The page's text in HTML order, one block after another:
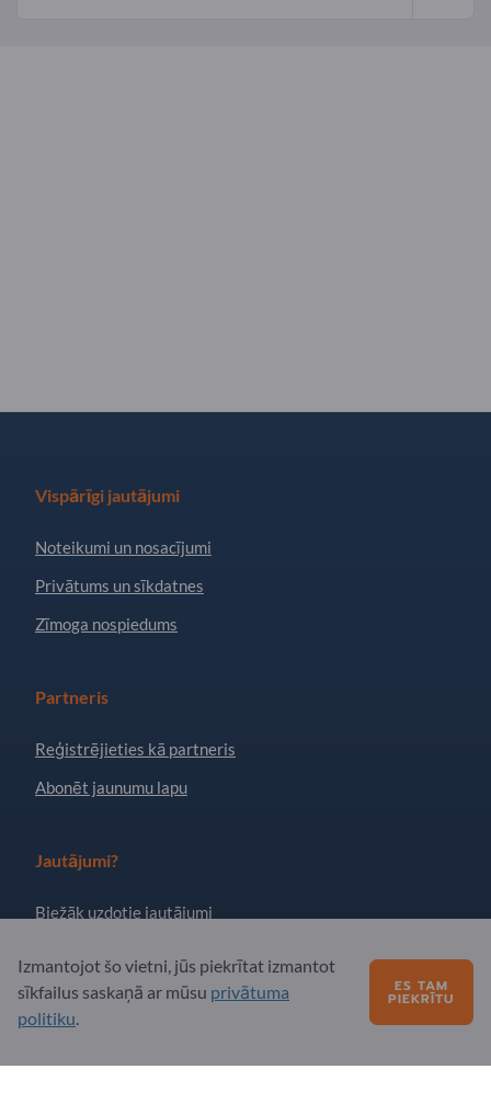
Vispārīgi jautājumi
Noteikumi un nosacījumi
Privātums un sīkdatnes
Zīmoga nospiedums
Partneris
Reģistrējieties kā partneris
Abonēt jaunumu lapu
Jautājumi?
Biežāk uzdotie jautājumi
Par mums
Ziņojums Exportpages
Izmantojot šo vietni, jūs piekrītat izmantot
sīkfailus saskaņā ar mūsu privātuma
politiku.
ES TAM
PIEKRĪTU